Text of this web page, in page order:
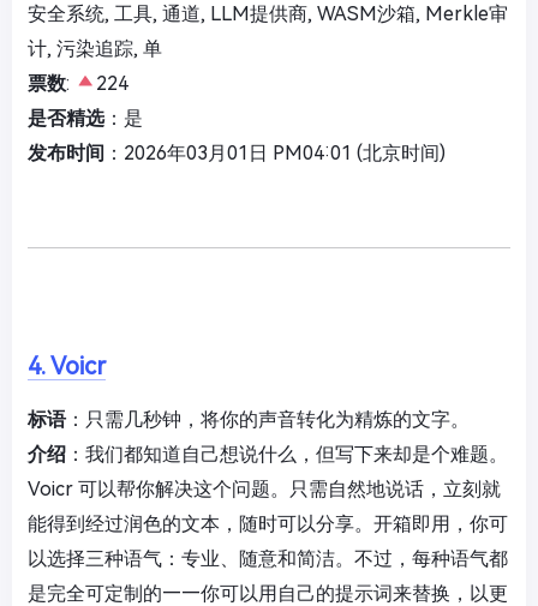
安全系统, 工具, 通道, LLM提供商, WASM沙箱, Merkle审
计, 污染追踪, 单
票数:
224
是否精选：是
发布时间 ：2026年03月01日 PM04:01 (北京时间)
4. Voicr
标语：只需几秒钟，将你的声音转化为精炼的文字。
介绍 ：我们都知道自己想说什么，但写下来却是个难题。
Voicr 可以帮你解决这个问题。只需自然地说话，立刻就
能得到经过润色的文本，随时可以分享。开箱即用，你可
以选择三种语气：专业、随意和简洁。不过，每种语气都
是完全可定制的——你可以用自己的提示词来替换，以更